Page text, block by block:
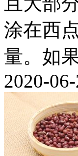
涂在西
量。如
2020-